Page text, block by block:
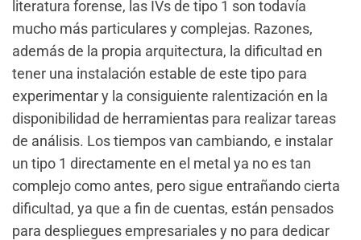
literatura forense, las IVs de tipo 1 son todavía
mucho más particulares y complejas. Razones,
además de la propia arquitectura, la dificultad en
tener una instalación estable de este tipo para
experimentar y la consiguiente ralentización en la
disponibilidad de herramientas para realizar tareas
de análisis. Los tiempos van cambiando, e instalar
un tipo 1 directamente en el metal ya no es tan
complejo como antes, pero sigue entrañando cierta
dificultad, ya que a fin de cuentas, están pensados
para despliegues empresariales y no para dedicar